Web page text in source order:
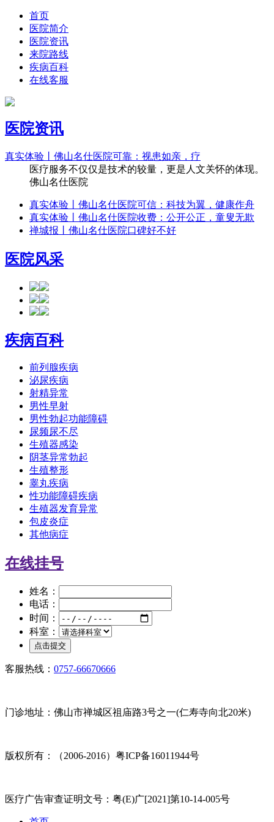
首页
医院简介
医院资讯
来院路线
疾病百科
在线客服
医院资讯
真实体验丨佛山名仕医院可靠：视患如亲，疗
医疗服务不仅仅是技术的较量，更是人文关怀的体现。
佛山名仕医院
真实体验丨佛山名仕医院可信：科技为翼，健康作舟
真实体验丨佛山名仕医院收费：公开公正，童叟无欺
禅城报丨佛山名仕医院口碑好不好
医院风采
疾病百科
前列腺疾病
泌尿疾病
射精异常
男性早射
男性勃起功能障碍
尿频尿不尽
生殖器感染
阴茎异常勃起
生殖整形
睾丸疾病
性功能障碍疾病
生殖器发育异常
包皮炎症
其他病症
在线挂号
姓名：
电话：
时间：
科室：
客服热线： 0757-66670666
门诊地址：佛山市禅城区祖庙路3号之一(仁寿寺向北20米)
版权所有：（2006-2016）粤ICP备16011944号
医疗广告审查证明文号：粤(E)广[2021]第10-14-005号